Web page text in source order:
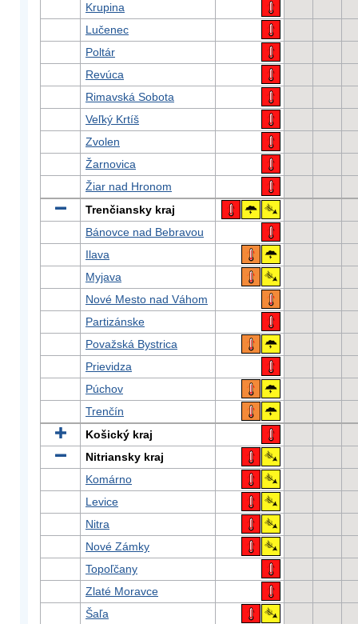
Krupina
Lučenec
Poltár
Revúca
Rimavská Sobota
Veľký Krtíš
Zvolen
Žarnovica
Žiar nad Hronom
Trenčiansky kraj
Bánovce nad Bebravou
Ilava
Myjava
Nové Mesto nad Váhom
Partizánske
Považská Bystrica
Prievidza
Púchov
Trenčín
Košický kraj
Nitriansky kraj
Komárno
Levice
Nitra
Nové Zámky
Topoľčany
Zlaté Moravce
Šaľa